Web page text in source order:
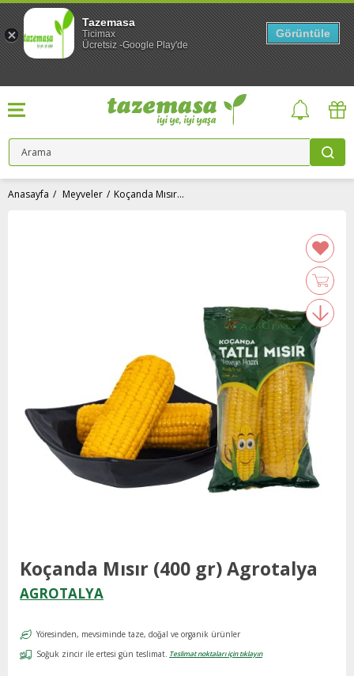
Anasayfa Meyveler Koçanda Mısır (400 gr) Agrotalya
Koçanda Mısır (400 gr) Agrotalya
AGROTALYA
Yöresinden, mevsiminde taze, doğal ve organik ürünler
Soğuk zincir ile ertesi gün teslimat. Teslimat noktaları için tıklayın
Tazemasa
Ticimax
Ücretsiz -Google Play'de
Görüntüle